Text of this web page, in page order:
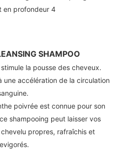
SHAMPOO
la pousse des cheveux.
une accélération de la circulation
poivrée est connue pour son
shampooing peut laisser vos
propres, rafraîchis et